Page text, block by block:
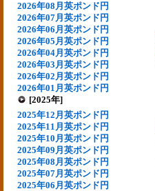
2026年08月英ポンド円
2026年07月英ポンド円
2026年06月英ポンド円
2026年05月英ポンド円
2026年04月英ポンド円
2026年03月英ポンド円
2026年02月英ポンド円
2026年01月英ポンド円
[2025年]
2025年12月英ポンド円
2025年11月英ポンド円
2025年10月英ポンド円
2025年09月英ポンド円
2025年08月英ポンド円
2025年07月英ポンド円
2025年06月英ポンド円